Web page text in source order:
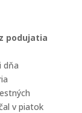
podujatia
dňa
v piatok